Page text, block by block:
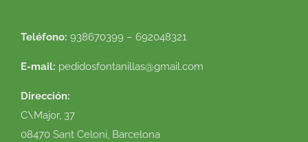
Teléfono: 938670399 – 692048321
E-mail: pedidosfontanillas@gmail.com
Dirección:
C\Major, 37
08470 Sant Celoni, Barcelona